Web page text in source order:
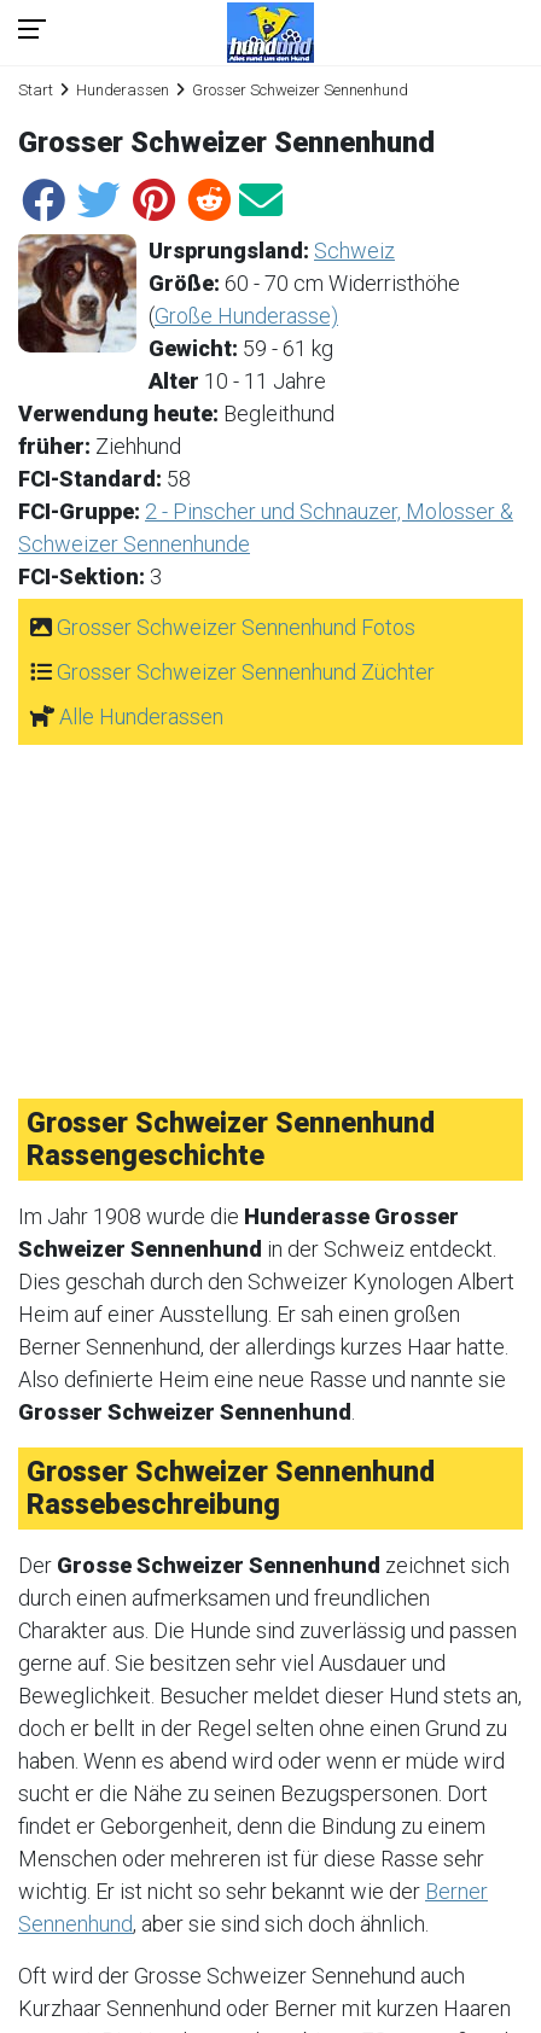
Start Hunderassen Grosser Schweizer Sennenhund
Grosser Schweizer Sennenhund
Ursprungsland: Schweiz
Größe: 60 - 70 cm Widerristhöhe
(Große Hunderasse)
Gewicht: 59 - 61 kg
Alter 10 - 11 Jahre
Verwendung heute: Begleithund
früher: Ziehhund
FCI-Standard: 58
FCI-Gruppe: 2 - Pinscher und Schnauzer, Molosser &
Schweizer Sennenhunde
FCI-Sektion: 3
Grosser Schweizer Sennenhund Fotos
Grosser Schweizer Sennenhund Züchter
Alle Hunderassen
Grosser Schweizer Sennenhund
Rassengeschichte
Im Jahr 1908 wurde die Hunderasse Grosser
Schweizer Sennenhund in der Schweiz entdeckt.
Dies geschah durch den Schweizer Kynologen Albert
Heim auf einer Ausstellung. Er sah einen großen
Berner Sennenhund, der allerdings kurzes Haar hatte.
Also definierte Heim eine neue Rasse und nannte sie
Grosser Schweizer Sennenhund
Grosser Schweizer Sennenhund
Rassebeschreibung
Der Grosse Schweizer Sennenhund zeichnet sich
durch einen aufmerksamen und freundlichen
Charakter aus. Die Hunde sind zuverlässig und passen
gerne auf. Sie besitzen sehr viel Ausdauer und
Beweglichkeit. Besucher meldet dieser Hund stets an,
doch er bellt in der Regel selten ohne einen Grund zu
haben. Wenn es abend wird oder wenn er müde wird
sucht er die Nähe zu seinen Bezugspersonen. Dort
findet er Geborgenheit, denn die Bindung zu einem
Menschen oder mehreren ist für diese Rasse sehr
wichtig. Er ist nicht so sehr bekannt wie der Berner
Sennenhund, aber sie sind sich doch ähnlich.
Oft wird der Grosse Schweizer Sennehund auch
Kurzhaar Sennenhund oder Berner mit kurzen Haaren